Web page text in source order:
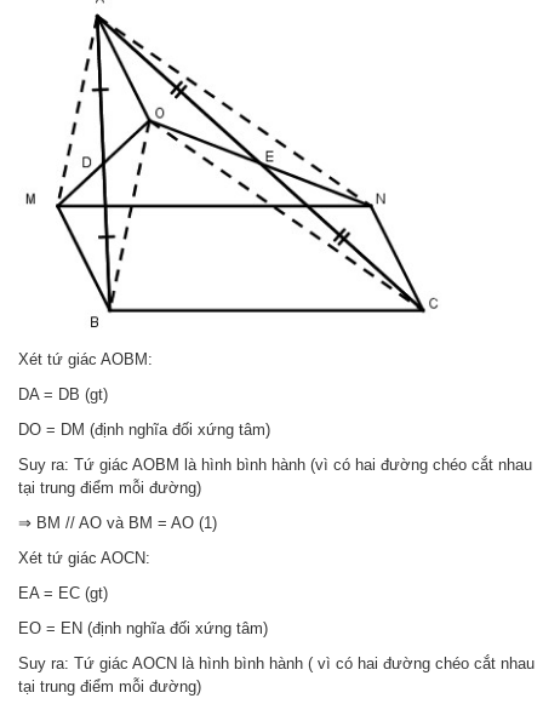
Xét tứ giác AOBM:
DA = DB (gt)
DO = DM (định nghĩa đối xứng tâm)
Suy ra: Tứ giác AOBM là hình bình hành (vì có hai đường chéo cắt nhau
tại trung điểm mỗi đường)
⇒ BM // AO và BM = AO (1)
Xét tứ giác AOCN:
EA = EC (gt)
EO = EN (định nghĩa đối xứng tâm)
Suy ra: Tứ giác AOCN là hình bình hành ( vì có hai đường chéo cắt nhau
tại trung điểm mỗi đường)